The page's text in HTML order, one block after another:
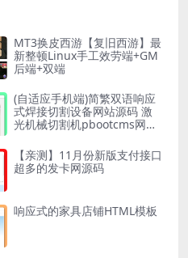
MT3换皮西游【复旧西游】最
新整顿Linux手工效劳端+GM
后端+双端
(自适应手机端)简繁双语响应
式焊接切割设备网站源码 激
光机械切割机pbootcms网站
【亲测】11月份新版支付接口
超多的发卡网源码
响应式的家具店铺HTML模板